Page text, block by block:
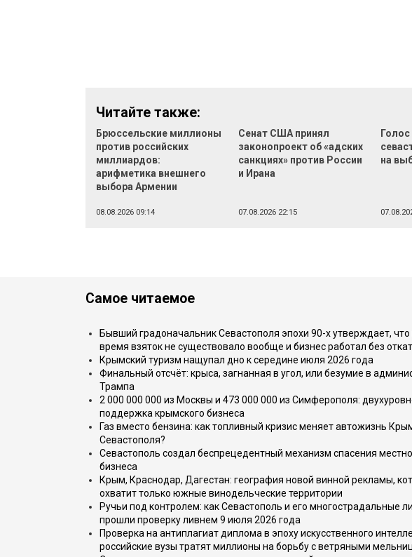
Читайте также:
Брюссельские миллионы
против российских
миллиардов:
арифметика внешнего
выбора Армении
08.08.2026 09:14
Сенат США принял
законопроект об «адских
санкциях» против России
и Ирана
07.08.2026 22:15
на
Самое читаемое
Бывший градоначальник Севастополя эпохи 90-х утверждает, что
время взяток не существовало вообще и бизнес работал без
Крымский туризм нащупал дно к середине июля 2026 года
Финальный отсчёт: крыса, загнанная в угол, или безумие в
Трампа
2 000 000 000 из Москвы и 473 000 000 из Симферополя:
поддержка крымского бизнеса
Газ вместо бензина: как топливный кризис меняет автожизнь
Севастополя?
Севастополь создал беспрецедентный механизм спасения
бизнеса
Крым, Краснодар, Дагестан: география новой винной рекламы,
охватит только южные винодельческие территории
Ручьи под контролем: как Севастополь и его многострадальные
прошли проверку ливнем 9 июля 2026 года
Проверка на антиплагиат диплома в эпоху искусственного
российские вузы тратят миллионы на борьбу с ветряными